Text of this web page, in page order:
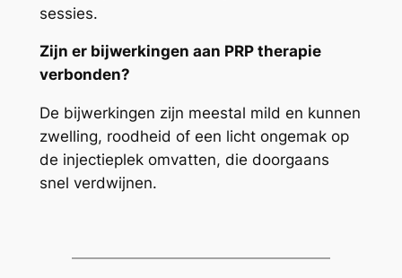
sessies.
Zijn er bijwerkingen aan PRP therapie
verbonden?
De bijwerkingen zijn meestal mild en kunnen
zwelling, roodheid of een licht ongemak op
de injectieplek omvatten, die doorgaans
snel verdwijnen.